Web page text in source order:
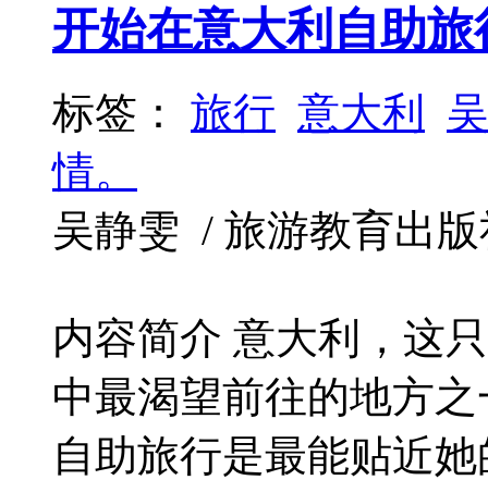
开始在意大利自助旅
标签： 旅行 意大利
情。
吴静雯 / 旅游教育出
内容简介 意大利，这
中最渴望前往的地方
自助旅行是最能贴近